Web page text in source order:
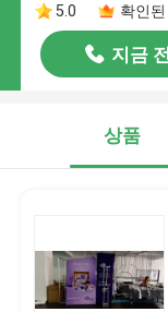
5.0
확인
지금
상품